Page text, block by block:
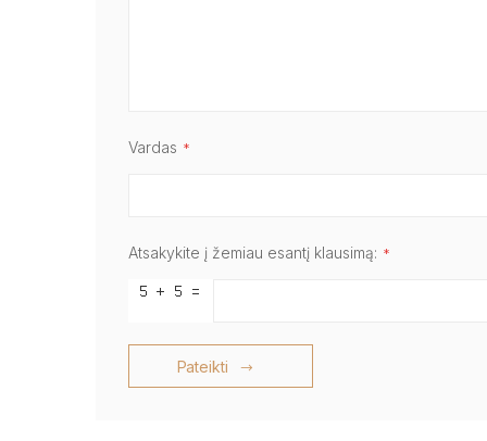
Vardas
Atsakykite į žemiau esantį klausimą:
Pateikti